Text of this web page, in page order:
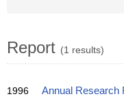
Report (1 results)
1996 Annual Research